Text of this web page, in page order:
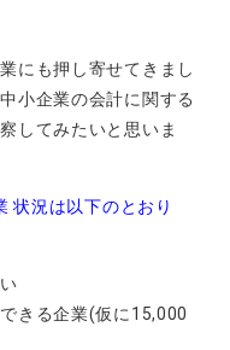
にも押し寄せてきまし
小企業の会計に関する
してみたいと思いま
状況は以下のとおり
きる企業(仮に15,000